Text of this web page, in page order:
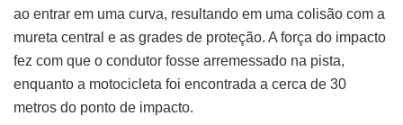
ao entrar em uma curva, resultando em uma colisão com a
mureta central e as grades de proteção. A força do impacto
fez com que o condutor fosse arremessado na pista,
enquanto a motocicleta foi encontrada a cerca de 30
metros do ponto de impacto.